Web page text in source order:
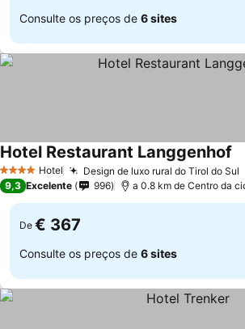
Consulte os preços de 6 sites
4 EstrelasHotel Design de luxo rural do Tirol do Sul
Hotel Restaurant Langgenhof
9,3 Excelente 996 a 0.8 km de Centro da
De € 367
Consulte os preços de 6 sites